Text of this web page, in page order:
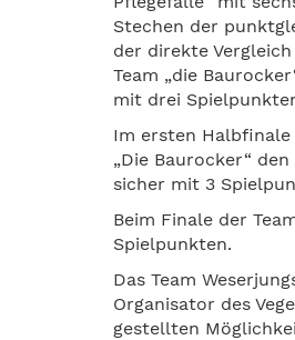
Stechen der
der direkte
Team „die
mit drei
Im ersten Halbfinale
„Die Baurocker“
sicher mit 3
Beim Finale der
Spielpunkten.
Das Team
Organisator des
gestellten